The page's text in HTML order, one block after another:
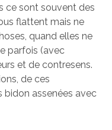
ce sont souvent des
flattent mais ne
quand elles ne
parfois (avec
et de contresens.
de ces
bidon assenées avec